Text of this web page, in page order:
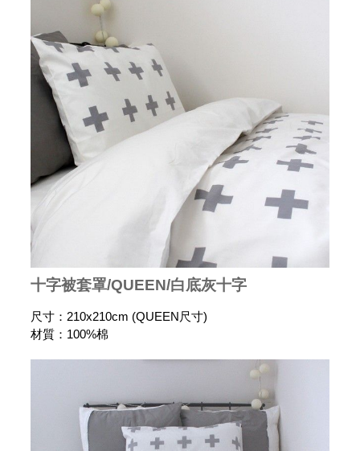
十字被套罩/QUEEN/白底灰十字
尺寸：210x210cm (QUEEN尺寸)
材質：100%棉